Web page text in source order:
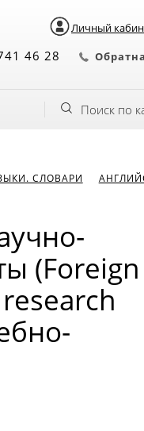
Личный
46 28
Поиск по
СЛОВАРИ
(Foreign